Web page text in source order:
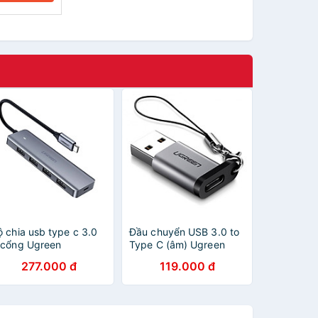
chia usb type c 3.0
Ugreen
hãng
277.000 đ
Đầu chuyển USB 3.0 to
Type C (âm) Ugreen
119.000 đ